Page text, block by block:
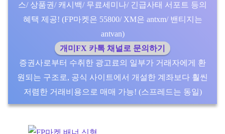
스/ 상품권/ 캐시백/ 무료세미나/ 긴급사태 서포트 등의
혜택 제공! (FP마켓은 55800/ XM은 antxm/ 밴티지는
antvan)
개미FX 카톡 채널로 문의하기
증권사로부터 수취한 광고료의 일부가 거래자에게 환
원되는 구조로, 공식 사이트에서 개설한 계좌보다 훨씬
저렴한 거래비용으로 매매 가능! (스프레드는 동일)